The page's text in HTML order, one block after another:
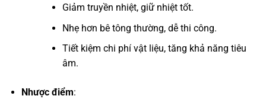
Giảm truyền nhiệt, giữ nhiệt tốt.
Nhẹ hơn bê tông thường, dễ thi công.
Tiết kiệm chi phí vật liệu, tăng khả năng tiêu
âm.
Nhược điểm: